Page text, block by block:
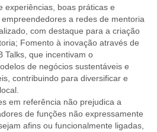
experiências, boas práticas e
a redes de mentoria
com destaque para a criação
Fomento à inovação através de
Talks, que incentivam o
de negócios sustentáveis e
contribuindo para diversificar e
em referência não prejudica a
de funções não expressamente
afins ou funcionalmente ligadas,